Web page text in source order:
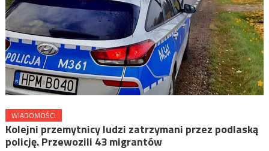
WIADOMOŚCI
Kolejni przemytnicy ludzi zatrzymani przez podlaską
policję. Przewozili 43 migrantów